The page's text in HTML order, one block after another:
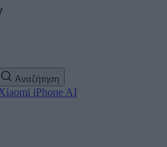
Αναζήτηση
iPhone AI